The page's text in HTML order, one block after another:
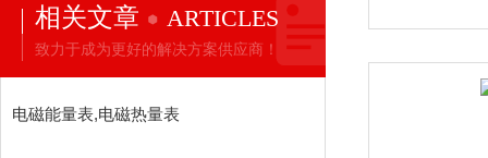
相关文章 ARTICLES
致力于成为更好的解决方案供应商！
电磁能量表,电磁热量表